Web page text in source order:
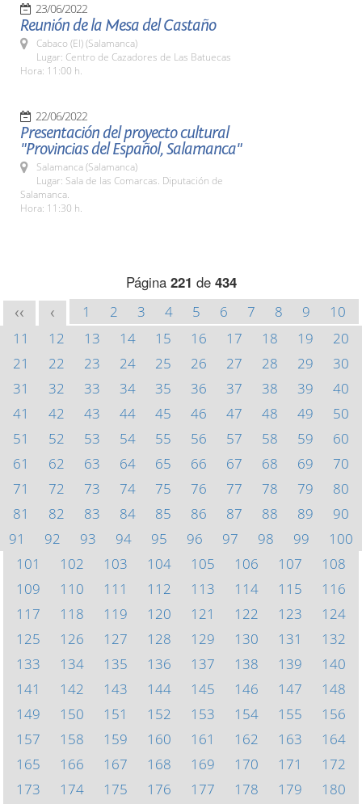
23/06/2022
Reunión de la Mesa del Castaño
Cabaco (El) (Salamanca)
Lugar: Centro de Cazadores de Las Batuecas
Hora: 11:00 h.
22/06/2022
Presentación del proyecto cultural
"Provincias del Español, Salamanca"
Salamanca (Salamanca)
Lugar: Sala de las Comarcas. Diputación de
Salamanca.
Hora: 11:30 h.
Página 221 de 434
<< < 1 2 3 4 5 6 7 8 9
10
11
12 13 14 15 16 17 18 19
20
21
22 23 24 25 26 27 28 29
30
31
32 33 34 35 36 37 38 39
40
41
42 43 44 45 46 47 48 49
50
51
52 53 54 55 56 57 58 59
60
61
62 63 64 65 66 67 68 69
70
71
72 73 74 75 76 77 78 79
80
81
82 83 84 85 86 87 88 89
90
91
92 93 94 95 96 97 98 99
100
101
102 103 104 105 106 107
108
109
110 111 112 113 114 115
116
117
118 119 120 121 122 123
124
125
126 127 128 129 130 131
132
133
134 135 136 137 138 139
140
141
142 143 144 145 146 147
148
149
150 151 152 153 154 155
156
157
158 159 160 161 162 163
164
165
166 167 168 169 170 171
172
173
174 175 176 177 178 179
180